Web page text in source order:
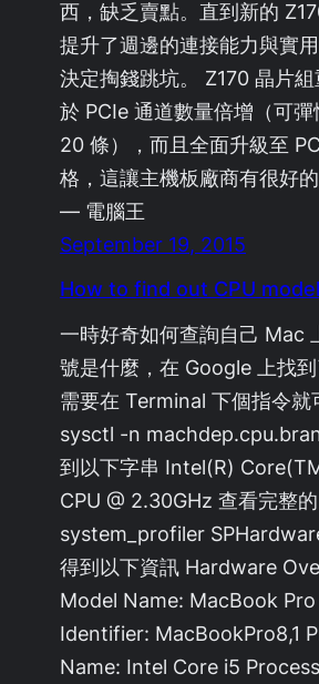
西，缺乏賣點。直到新的
提升了週邊的連接能力與實
決定掏錢跳坑。 Z170 晶片
於 PCIe 通道數量倍增（可
20 條），而且全面升級至
格，這讓主機板廠商有很好的
— 電腦王
September 19, 2015
How to find out CPU
一時好奇如何查詢自己 Mac
號是什麼，在 Google 上找
需要在 Terminal 下個指令就
sysctl -n
到以下字串 Intel(R)
CPU @ 2.30GHz 查看完整
system_profiler
得到以下資訊 Hardware
Model Name: MacBook
Identifier: MacBookPro8,1
Name: Intel Core i5